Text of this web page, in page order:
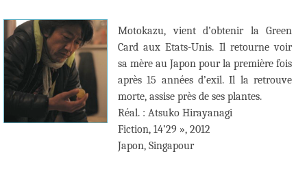
Motokazu, vient d’obtenir la Green
Card aux Etats-Unis. Il retourne voir
sa mère au Japon pour la première fois
après 15 années d’exil. Il la retrouve
morte, assise près de ses plantes.
Réal. : Atsuko Hirayanagi
Fiction, 14’29 », 2012
Japon, Singapour